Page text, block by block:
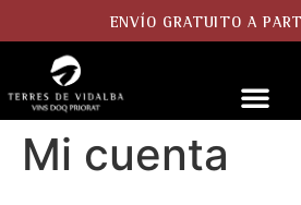
ENVÍO GRATUITO A
Mi cuenta